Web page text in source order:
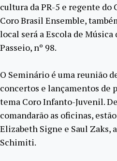
cultura da PR-5 e regente do
Coro Brasil Ensemble,
local será a Escola de Música
Passeio, nº 98.
O Seminário é uma reunião
concertos e lançamentos de
tema Coro Infanto-Juvenil.
comandarão as oficinas,
Elizabeth Signe e Saul Zaks,
Schimiti.